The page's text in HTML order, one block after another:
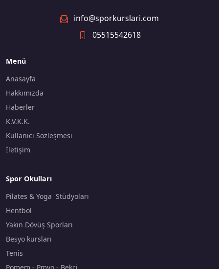
info@sporkurslari.com
05515542618
Menü
Anasayfa
Hakkımızda
Haberler
K.V.K.K.
Kullanıcı Sözleşmesi
İletişim
Spor Okulları
Pilates & Yoga Stüdyoları
Hentbol
Yakın Dövüş Sporları
Besyo kursları
Tenis